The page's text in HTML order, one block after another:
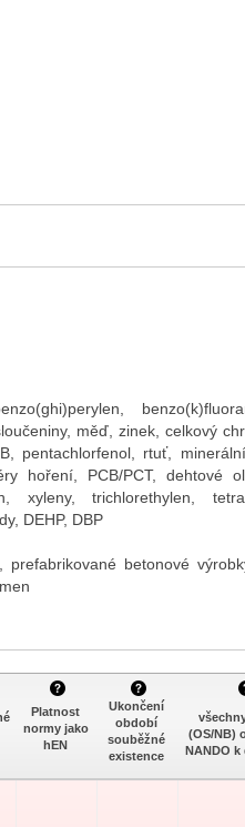
měď, zinek, celkový
rtuť,
hoření, PCB/PCT, dehtové
trichlorethylen,
DEHP, DBP
betonové
Platnost
normy jako
hEN
Ukončení
období
souběžné
existence
(OS/NB)
NANDO k